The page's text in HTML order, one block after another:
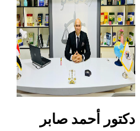
دكتور أحمد صابر